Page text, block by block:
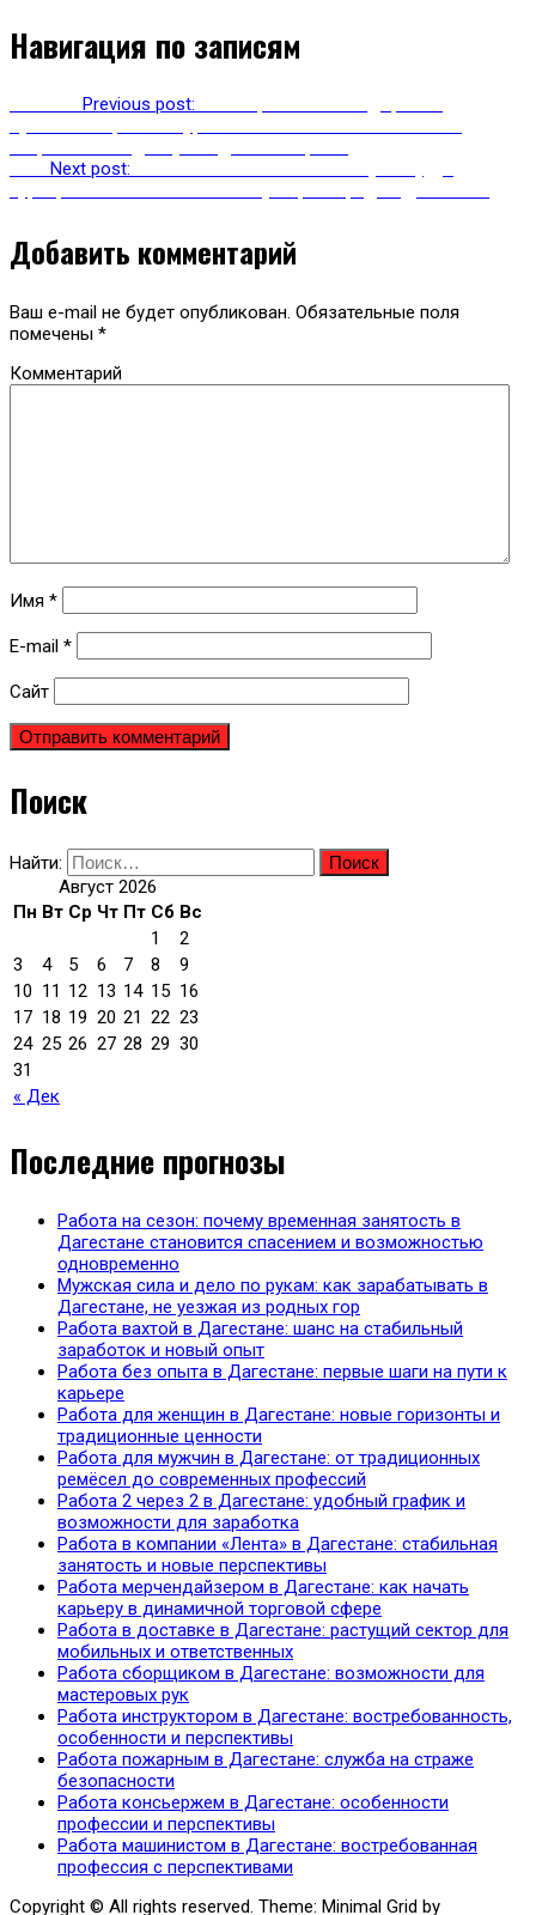
Навигация по записям
Previous post:
Next post:
Добавить комментарий
Ваш e-mail не будет опубликован. Обязательные поля
помечены *
Комментарий
Имя *
E-mail *
Сайт
Поиск
Найти:
Август 2026
Пн Вт Ср Чт Пт Сб Вс
« Дек
1
2
3
4 5 6 7 8
9
10 11 12 13 14 15 16
17 18 19 20 21 22 23
24 25 26 27 28 29 30
31
Последние прогнозы
Работа на сезон: почему временная занятость в
Дагестане становится спасением и возможностью
одновременно
Мужская сила и дело по рукам: как зарабатывать в
Дагестане, не уезжая из родных гор
Работа вахтой в Дагестане: шанс на стабильный
заработок и новый опыт
Работа без опыта в Дагестане: первые шаги на пути к
карьере
Работа для женщин в Дагестане: новые горизонты и
традиционные ценности
Работа для мужчин в Дагестане: от традиционных
ремёсел до современных профессий
Работа 2 через 2 в Дагестане: удобный график и
возможности для заработка
Работа в компании «Лента» в Дагестане: стабильная
занятость и новые перспективы
Работа мерчендайзером в Дагестане: как начать
карьеру в динамичной торговой сфере
Работа в доставке в Дагестане: растущий сектор для
мобильных и ответственных
Работа сборщиком в Дагестане: возможности для
мастеровых рук
Работа инструктором в Дагестане: востребованность,
особенности и перспективы
Работа пожарным в Дагестане: служба на страже
безопасности
Работа консьержем в Дагестане: особенности
профессии и перспективы
Работа машинистом в Дагестане: востребованная
профессия с перспективами
Copyright © All rights reserved. Theme: Minimal Grid by